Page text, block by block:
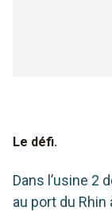
Le défi.
Dans l’usine 2
au port du